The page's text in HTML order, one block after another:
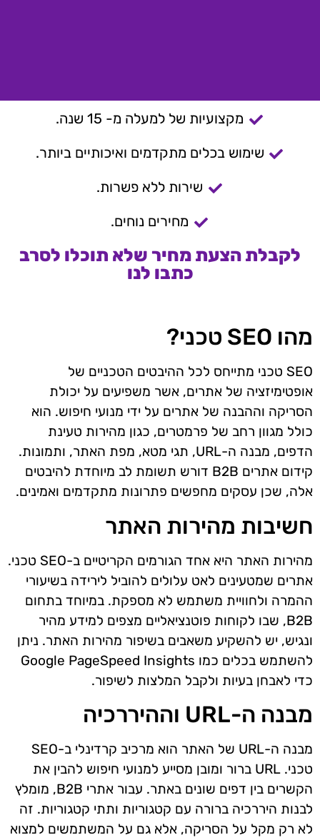
מקצועיות של למעלה מ- 15 שנה.
שימוש בכלים מתקדמים ואיכותיים ביותר.
שירות ללא פשרות.
מחירים נוחים.
לקבלת הצעת מחיר שלא תוכלו לסרב
כתבו לנו
מהו SEO טכני?
SEO טכני מתייחס לכל ההיבטים הטכניים של
אופטימיזציה של אתרים, אשר משפיעים על יכולת
הסריקה וההבנה של אתרים על ידי מנועי חיפוש. הוא
כולל מגוון רחב של פרמטרים, כגון מהירות טעינת
הדפים, מבנה ה-URL, תגי מטא, מפת האתר, ותמונות.
קידום אתרים B2B דורש תשומת לב מיוחדת להיבטים
אלה, שכן עסקים מחפשים פתרונות מתקדמים ואמינים.
חשיבות מהירות האתר
מהירות האתר היא אחד הגורמים הקריטיים ב-SEO טכני.
אתרים שמטעינים לאט עלולים להוביל לירידה בשיעורי
ההמרה ולחוויית משתמש לא מספקת. במיוחד בתחום
B2B, שבו לקוחות פוטנציאליים מצפים למידע מהיר
ונגיש, יש להשקיע משאבים בשיפור מהירות האתר. ניתן
להשתמש בכלים כמו Google PageSpeed Insights
כדי לאבחן בעיות ולקבל המלצות לשיפור.
מבנה ה-URL וההיררכיה
מבנה ה-URL של האתר הוא מרכיב קרדינלי ב-SEO
טכני. URL ברור ומובן מסייע למנועי חיפוש להבין את
הקשרים בין דפים שונים באתר. עבור אתרי B2B, מומלץ
לבנות היררכיה ברורה עם קטגוריות ותתי קטגוריות. זה
לא רק מקל על הסריקה, אלא גם על המשתמשים למצוא